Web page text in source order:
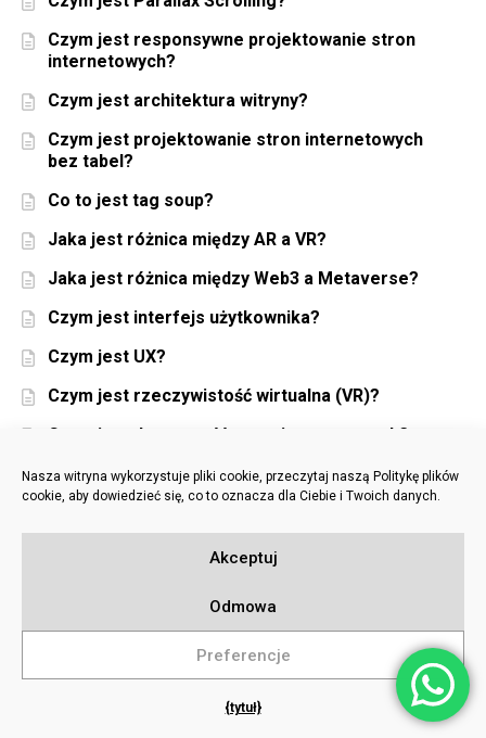
Nasza witryna wykorzystuje pliki cookie, przeczytaj naszą Politykę plików
cookie, aby dowiedzieć się, co to oznacza dla Ciebie i Twoich danych.
Akceptuj
Odmowa
Preferencje
{tytuł}
Czym jest responsywne projektowanie stron
internetowych?
Czym jest architektura witryny?
Czym jest projektowanie stron internetowych
bez tabel?
Co to jest tag soup?
Jaka jest różnica między AR a VR?
Jaka jest różnica między Web3 a Metaverse?
Czym jest interfejs użytkownika?
Czym jest UX?
Czym jest rzeczywistość wirtualna (VR)?
Czym jest dostępność stron internetowych?
Czym jest analityka internetowa?
Czym jest czytelność stron internetowych?
Czym jest architektura stron internetowych?
Jaka jest najlepsza platforma dla mojego sklepu